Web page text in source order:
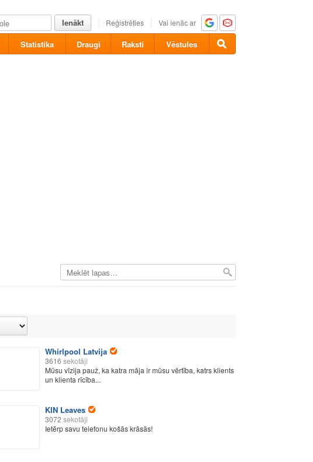
Ienākt Reģistrēties Vai ienāc ar
Statistika Draugi Raksti Vēstules
Whirlpool Latvija
3616 sekotāji
Mūsu vīzija pauž, ka katra māja ir mūsu vērtība, katrs klients
un klienta rīcība...
KIN Leaves
3072 sekotāji
Ietērp savu telefonu košās krāsās!